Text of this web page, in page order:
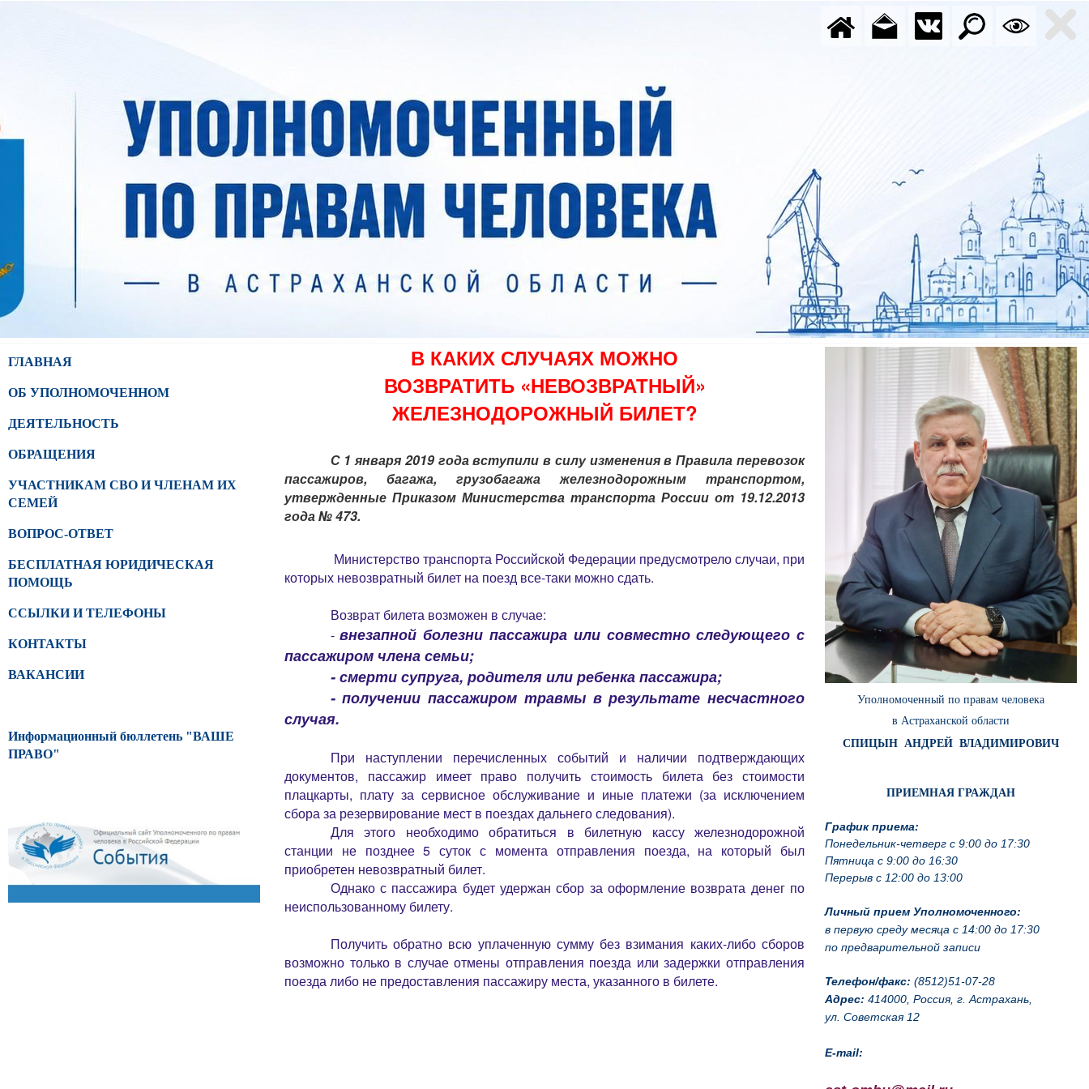
ГЛАВНАЯ
ОБ УПОЛНОМОЧЕННОМ
ДЕЯТЕЛЬНОСТЬ
ОБРАЩЕНИЯ
УЧАСТНИКАМ СВО И ЧЛЕНАМ ИХ
СЕМЕЙ
ВОПРОС-ОТВЕТ
БЕСПЛАТНАЯ ЮРИДИЧЕСКАЯ
ПОМОЩЬ
ССЫЛКИ И ТЕЛЕФОНЫ
КОНТАКТЫ
ВАКАНСИИ
Информационный бюллетень "ВАШЕ
ПРАВО"
Уполномоченный по правам человека
в Астраханской области
СПИЦЫН АНДРЕЙ ВЛАДИМИРОВИЧ
ПРИЕМНАЯ ГРАЖДАН
График приема:
Понедельник-четверг с 9:00 до 17:30
Пятница с 9:00 до 16:30
Перерыв с 12:00 до 13:00
Личный прием Уполномоченного:
в первую среду месяца с 14:00 до 17:30
по предварительной записи
Телефон/факс: (8512)51-07-28
Адрес: 414000, Россия, г. Астрахань,
ул. Советская 12
E-mail:
В КАКИХ СЛУЧАЯХ МОЖНО
ВОЗВРАТИТЬ «НЕВОЗВРАТНЫЙ»
ЖЕЛЕЗНОДОРОЖНЫЙ БИЛЕТ?
С 1 января 2019 года вступили в силу изменения в Правила перевозок
пассажиров, багажа, грузобагажа железнодорожным транспортом,
утвержденные Приказом Министерства транспорта России от 19.12.2013
года № 473.
Министерство транспорта Российской Федерации предусмотрело случаи, при
которых невозвратный билет на поезд все-таки можно сдать.
Возврат билета возможен в случае:
-внезапной болезни пассажира или совместно следующего с
пассажиром члена семьи;
- смерти супруга, родителя или ребенка пассажира;
- получении пассажиром травмы в результате несчастного
случая.
При наступлении перечисленных событий и наличии подтверждающих
документов, пассажир имеет право получить стоимость билета без стоимости
плацкарты, плату за сервисное обслуживание и иные платежи (за исключением
сбора за резервирование мест в поездах дальнего следования).
Для этого необходимо обратиться в билетную кассу железнодорожной
станции не позднее 5 суток с момента отправления поезда, на который был
приобретен невозвратный билет.
Однако с пассажира будет удержан сбор за оформление возврата денег по
неиспользованному билету.
Получить обратно всю уплаченную сумму без взимания каких-либо сборов
возможно только в случае отмены отправления поезда или задержки отправления
поезда либо не предоставления пассажиру места, указанного в билете.